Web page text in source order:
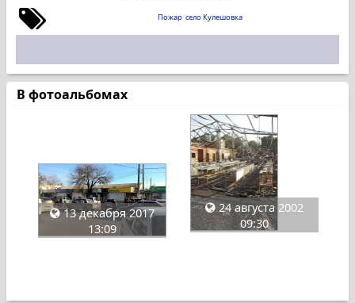
Пожар село Кулешовка
В фотоальбомах
13 декабря 2017
13:09
24 августа 2002
09:30